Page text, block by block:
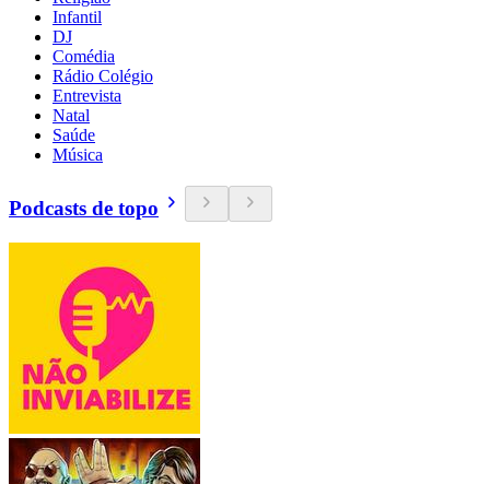
Infantil
DJ
Comédia
Rádio Colégio
Entrevista
Natal
Saúde
Música
Podcasts de topo